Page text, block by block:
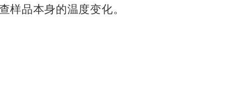
品本身的温度变化。